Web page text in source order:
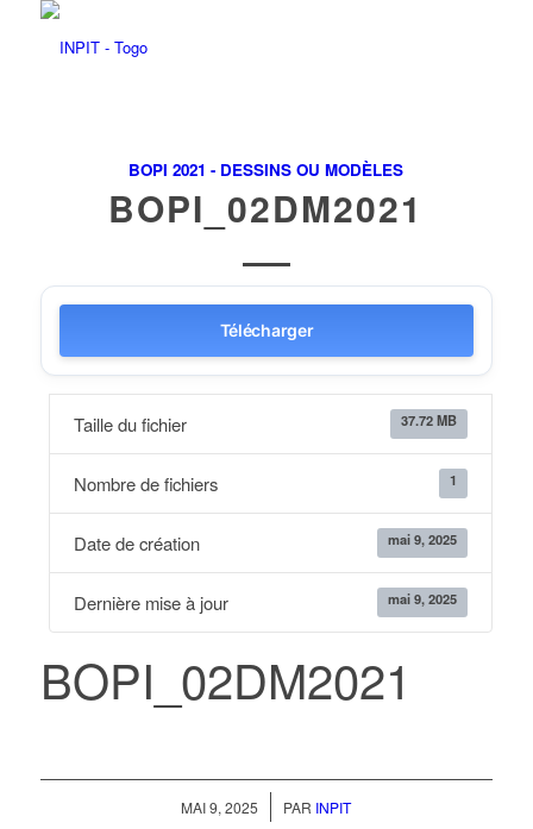
BOPI 2021 - DESSINS OU MODÈLES
BOPI_02DM2021
Télécharger
Taille du fichier 37.72 MB
Nombre de fichiers 1
Date de création mai 9, 2025
Dernière mise à jour mai 9, 2025
BOPI_02DM2021
MAI 9, 2025
/ PAR INPIT